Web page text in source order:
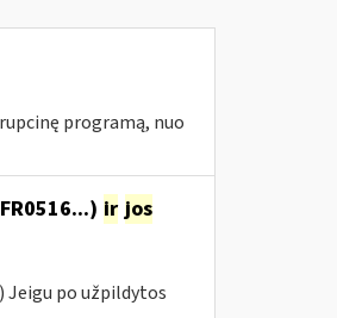
programą, nuo
ir jos
Jeigu po užpildytos